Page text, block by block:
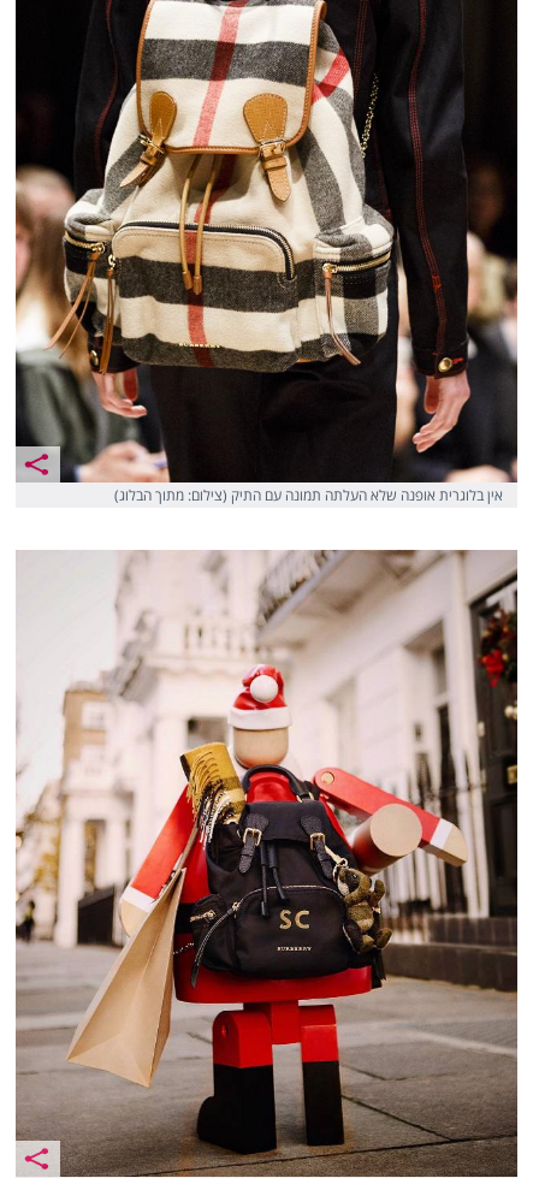
אין בלוגרית אופנה שלא העלתה תמונה עם התיק (צילום: מתוך הבלוג)